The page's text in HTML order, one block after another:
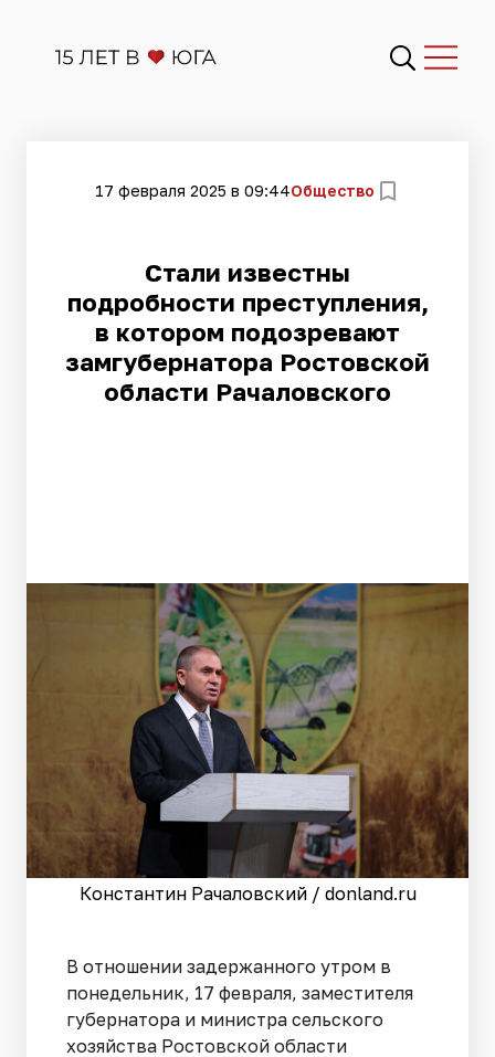
17 февраля 2025 в 09:44Общество
Стали известны
подробности преступления,
в котором подозревают
замгубернатора Ростовской
области Рачаловского
Константин Рачаловский / donland.ru
В отношении задержанного утром в
понедельник, 17 февраля, заместителя
губернатора и министра сельского
хозяйства Ростовской области